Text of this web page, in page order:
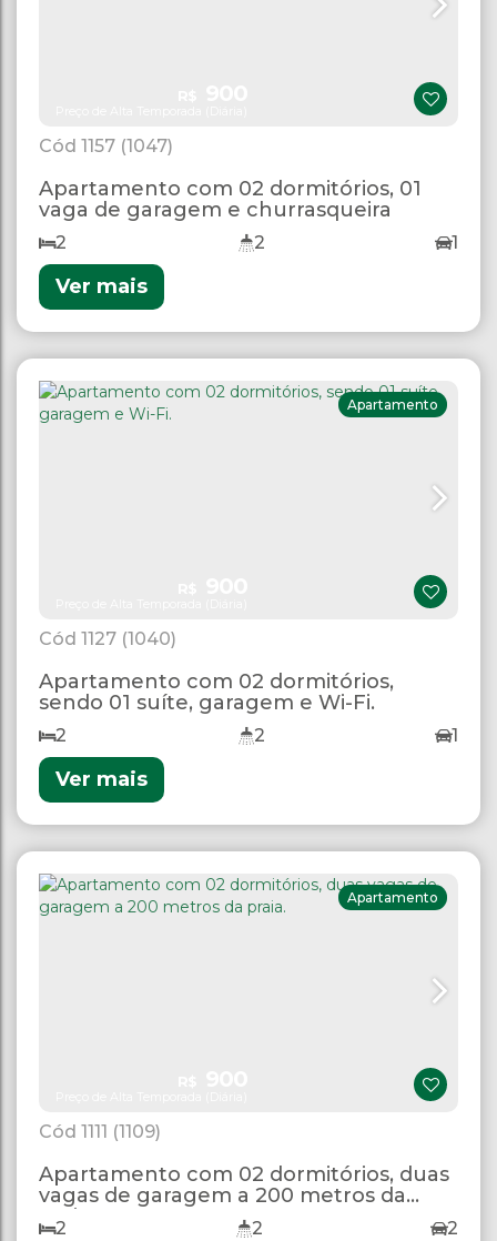
1157 (1047)
Apartamento com 02 dormitórios, 01
vaga de garagem e churrasqueira
2 2 1
Ver mais
1127 (1040)
Apartamento
Apartamento com 02 dormitórios,
sendo 01 suíte, garagem e Wi-Fi.
2 2 1
Ver mais
1111 (1109)
Apartamento
Apartamento com 02 dormitórios, duas
vagas de garagem a 200 metros da
praia.
2 2 2